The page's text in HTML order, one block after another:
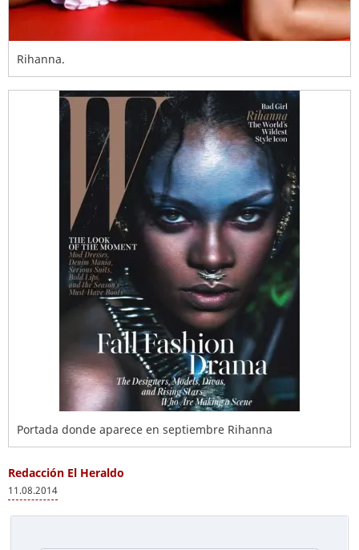
Rihanna.
Portada donde aparece en septiembre Rihanna
Redacción El Heraldo
11.08.2014